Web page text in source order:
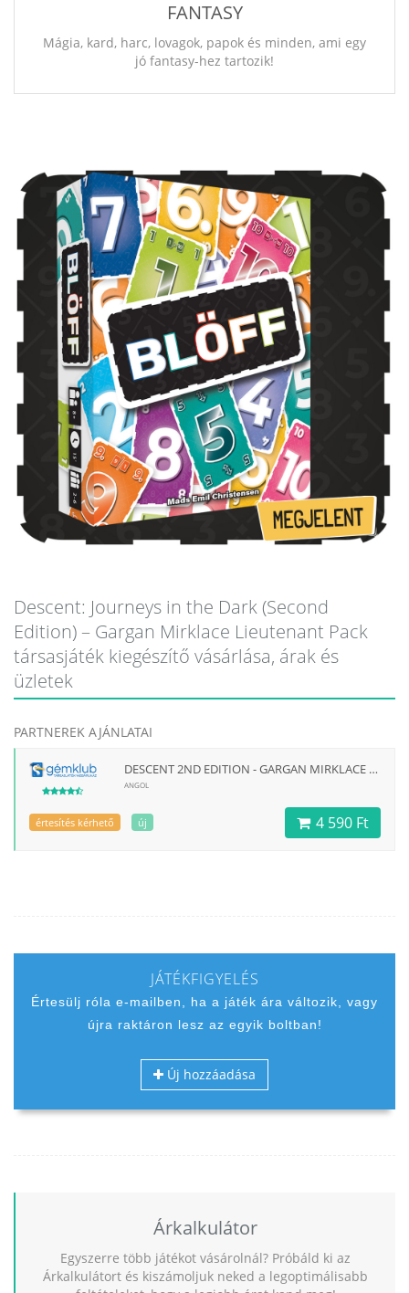
FANTASY
Mágia, kard, harc, lovagok, papok és minden, ami egy
jó fantasy-hez tartozik!
Descent: Journeys in the Dark (Second
Edition) – Gargan Mirklace Lieutenant Pack
társasjáték kiegészítő vásárlása, árak és
üzletek
PARTNEREK AJÁNLATAI
DESCENT 2ND EDITION - GARGAN MIRKLACE LIEUTENANT KIEGÉSZÍTŐ
ANGOL
értesítés kérhető új 4 590 Ft
JÁTÉKFIGYELÉS
Értesülj róla e-mailben, ha a játék ára változik, vagy
újra raktáron lesz az egyik boltban!
Új hozzáadása
Árkalkulátor
Egyszerre több játékot vásárolnál? Próbáld ki az
Árkalkulátort és kiszámoljuk neked a legoptimálisabb